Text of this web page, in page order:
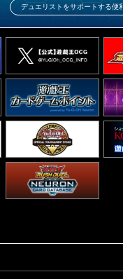
デュエリストをサポートする便